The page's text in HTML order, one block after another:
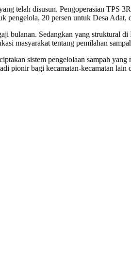
telah disusun. Pengoperasian TPS
pengelola, 20 persen untuk Desa Adat,
bulanan. Sedangkan yang struktural
masyarakat tentang pemilahan
sistem pengelolaan sampah
pionir bagi kecamatan-kecamatan lain